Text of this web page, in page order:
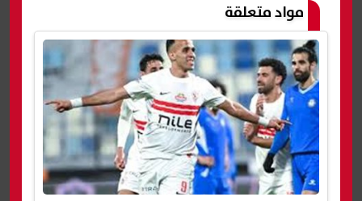
مواد متعلقة